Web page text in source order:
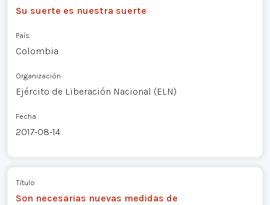
Su suerte es nuestra suerte
País
Colombia
Organización
Ejército de Liberación Nacional (ELN)
Fecha
2017-08-14
Título
Son necesarias nuevas medidas de